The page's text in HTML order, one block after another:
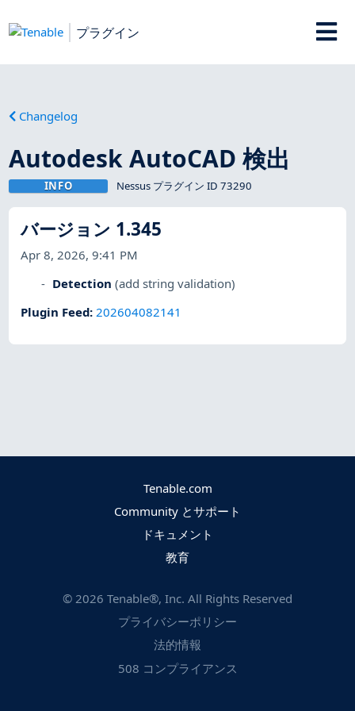
プラグイン
Changelog
Autodesk AutoCAD 検出
INFO Nessus プラグイン ID 73290
バージョン 1.345
Apr 8, 2026, 9:41 PM
Detection (add string validation)
Plugin Feed:202604082141
Tenable.com
Community とサポート
ドキュメント
教育
© 2026 Tenable®, Inc. All Rights Reserved
プライバシーポリシー
法的情報
508 コンプライアンス